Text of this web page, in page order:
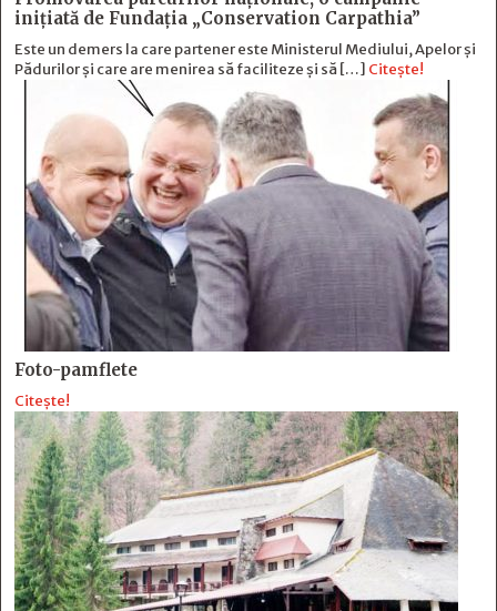
inițiată de Fundația „Conservation Carpathia”
Este un demers la care partener este Ministerul Mediului, Apelor și
Pădurilor și care are menirea să faciliteze și să […] Citește!
Foto-pamflete
Citește!